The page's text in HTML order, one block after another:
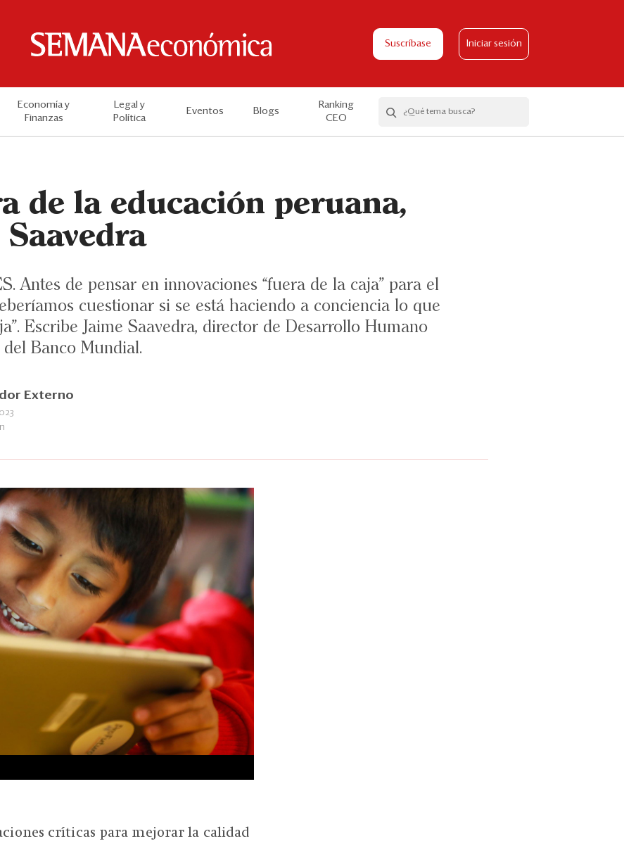
Suscríbase Iniciar sesión
Economía y
Finanzas
Legal y
Política
Eventos Blogs
Ranking
CEO
de la educación peruana,
Antes de pensar en innovaciones “fuera de la caja” para el
cuestionar si se está haciendo a conciencia lo que
Escribe Jaime Saavedra, director de Desarrollo Humano
Banco Mundial.
Externo
críticas para mejorar la calidad